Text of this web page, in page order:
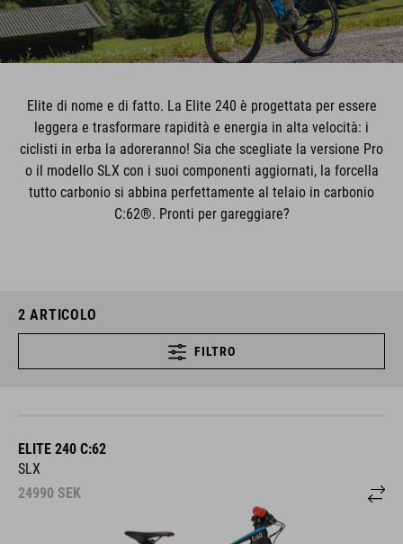
Elite di nome e di fatto. La Elite 240 è progettata per essere
leggera e trasformare rapidità e energia in alta velocità: i
ciclisti in erba la adoreranno! Sia che scegliate la versione Pro
o il modello SLX con i suoi componenti aggiornati, la forcella
tutto carbonio si abbina perfettamente al telaio in carbonio
C:62®. Pronti per gareggiare?
2 ARTICOLO
FILTRO
ELITE 240 C:62
SLX
24990 SEK